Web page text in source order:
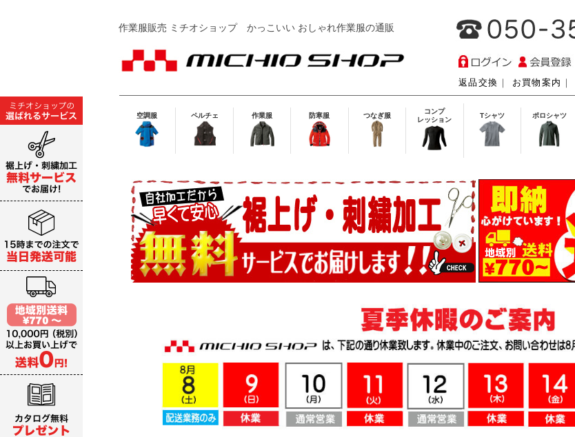
作業服販売 ミチオショップかっこいい おしゃれ作業服の通販
返品交換 ｜ お買物案内 ｜
空調服 ペルチェ 作業服 防寒服 つなぎ服
コンプ
レッション
Tシャツ ポロシャツ